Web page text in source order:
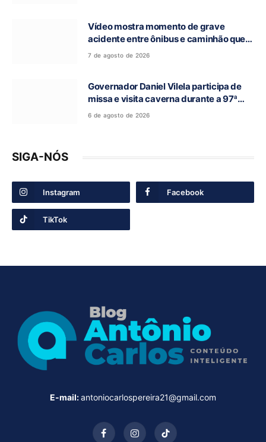
Vídeo mostra momento de grave
acidente entre ônibus e caminhão que
deixou cinco mortos na GO-010, em
7 de agosto de 2026
Governador Daniel Vilela participa de
missa e visita caverna durante a 97ª
Romaria do Bom Jesus da Lapa de Terra
6 de agosto de 2026
SIGA-NÓS
Instagram Facebook
TikTok
E-mail:antoniocarlospereira21@gmail.com
FacebookInstagramTikTok